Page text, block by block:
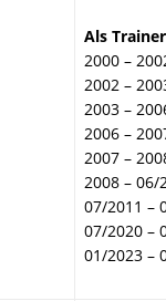
Als Trainer
2000 –
2002 –
2003 –
2006 –
2007 –
2008 – 06/
07/2011 –
07/2020 –
01/2023 –